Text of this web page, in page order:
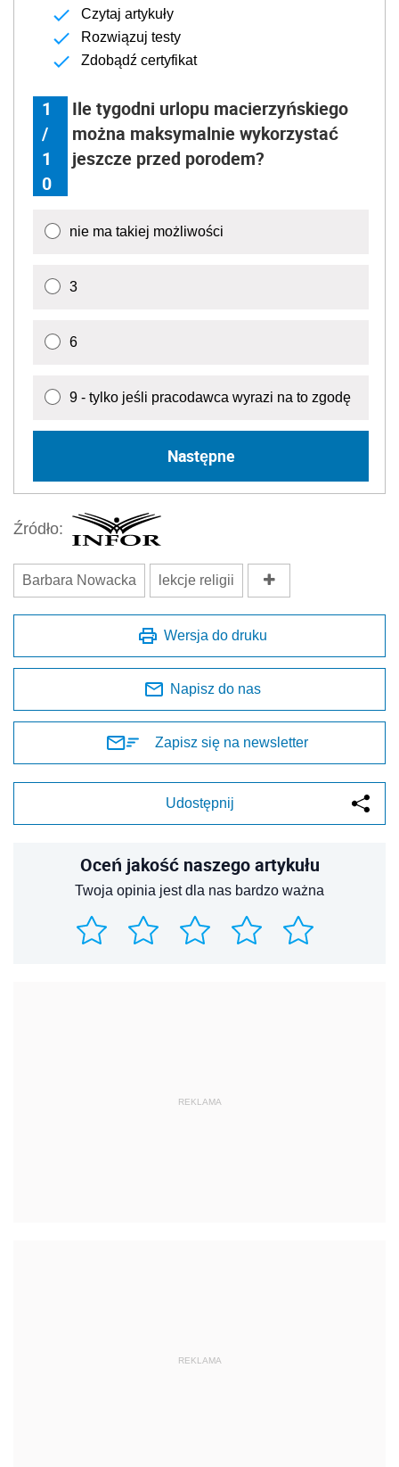
Czytaj artykuły
Rozwiązuj testy
Zdobądź certyfikat
1
/
1
0
Ile tygodni urlopu macierzyńskiego
można maksymalnie wykorzystać
jeszcze przed porodem?
nie ma takiej możliwości
3
6
9 - tylko jeśli pracodawca wyrazi na to zgodę
Następne
Źródło:
Barbara Nowacka lekcje religii
Wersja do druku
Napisz do nas
Zapisz się na newsletter
Udostępnij
Oceń jakość naszego artykułu
Twoja opinia jest dla nas bardzo ważna
REKLAMA
REKLAMA